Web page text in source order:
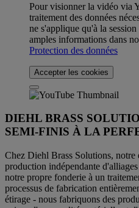
Pour visionner la vidéo via
traitement des données
ne s'applique qu'à la
amples informations dans
Protection des données
Accepter les cookies
DIEHL BRASS
SEMI-FINIS À LA
Chez Diehl Brass Solutions, notre
production indépendante
notre propre fonderie à un
processus de fabrication
étirage - nous fabriquons des